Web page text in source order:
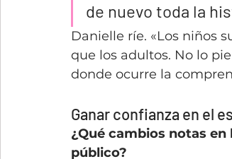
de nuevo toda la
Danielle ríe. «Los niños
que los adultos. No lo
donde ocurre la
Ganar confianza en el
¿Qué cambios notas
público?